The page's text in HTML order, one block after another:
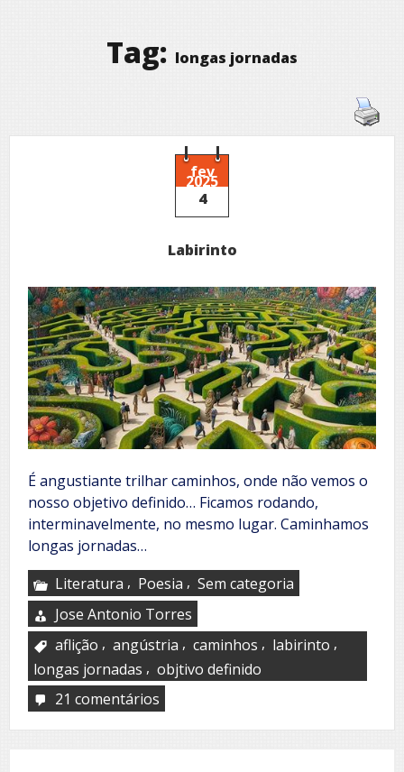
Tag: longas jornadas
fev
2025
4
Labirinto
É angustiante trilhar caminhos, onde não vemos o
nosso objetivo definido… Ficamos rodando,
interminavelmente, no mesmo lugar. Caminhamos
longas jornadas…
Literatura , Poesia , Sem categoria
Jose Antonio Torres
aflição , angústria , caminhos , labirinto ,
longas jornadas , objtivo definido
21 comentários